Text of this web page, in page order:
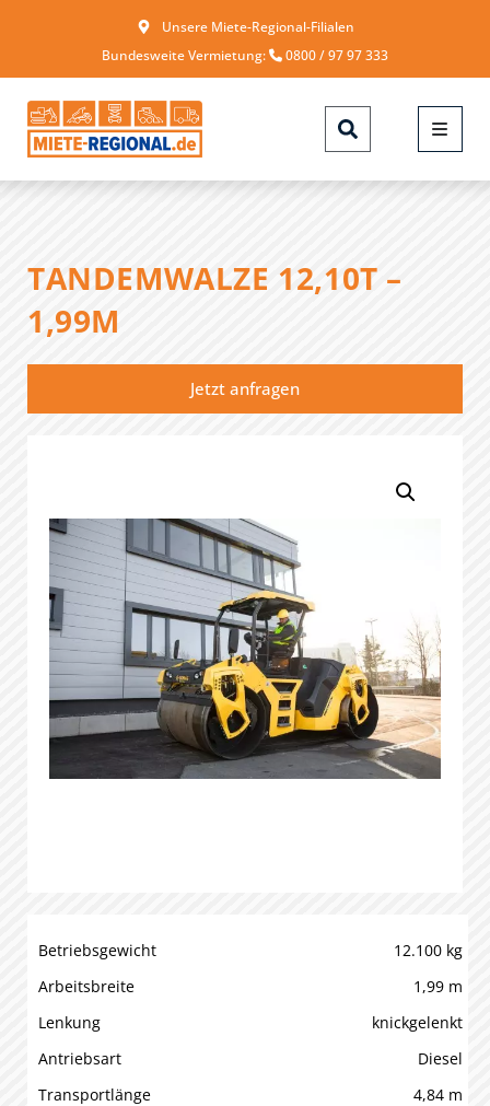
Unsere Miete-Regional-Filialen
Bundesweite Vermietung:
0800 / 97 97 333
TANDEMWALZE 12,10T –
1,99M
Jetzt anfragen
Betriebsgewicht
12.100 kg
Arbeitsbreite
1,99 m
Lenkung
knickgelenkt
Antriebsart
Diesel
Transportlänge
4,84 m